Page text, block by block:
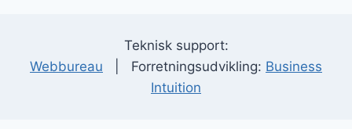
Teknisk support:
Webbureau | Forretningsudvikling: Business
Intuition